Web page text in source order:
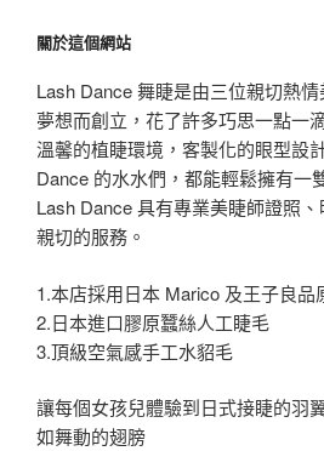
關於這個網站
Lash Dance 舞睫是由三位親切熱
夢想而創立，花了許多巧思一點一
溫馨的植睫環境，客製化的眼型設
Dance 的水水們，都能輕鬆擁有一
Lash Dance 具有專業美睫師證照
親切的服務。
1.本店採用日本 Marico 及王子良品
2.日本進口膠原蠶絲人工睫毛
3.頂級空氣感手工水貂毛
讓每個女孩兒體驗到日式接睫的羽
如舞動的翅膀